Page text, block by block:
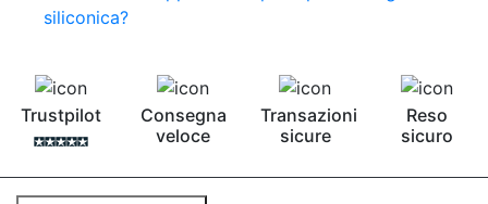
siliconica?
Trustpilot
Consegna
veloce
Transazioni
sicure
Reso
sicuro